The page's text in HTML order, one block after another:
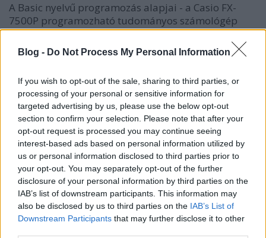
Blog - Do Not Process My Personal Information
If you wish to opt-out of the sale, sharing to third parties, or
processing of your personal or sensitive information for
targeted advertising by us, please use the below opt-out
section to confirm your selection. Please note that after your
opt-out request is processed you may continue seeing
interest-based ads based on personal information utilized by
us or personal information disclosed to third parties prior to
your opt-out. You may separately opt-out of the further
disclosure of your personal information by third parties on the
IAB’s list of downstream participants. This information may
also be disclosed by us to third parties on the IAB’s List of
Downstream Participants that may further disclose it to other
A Basic nyelvű programozás alapjai - a Casio FX-
7500P programozható tudományos számológép
programozási nyelvén szemléltetve aSzámológép
Fórum ...
Kaprekar-féle szám generáló
program Casio FX-7400G-re
Sany80•2010. október 04.
A Kaprekar-féle számról:
http://en.wikipedia.org/wiki/Kaprekar_number
Topik a Számológép Fórumon:...
Egy bizonyos "ABCDE" prímszám
keresése - Casio FX-7400G-vel